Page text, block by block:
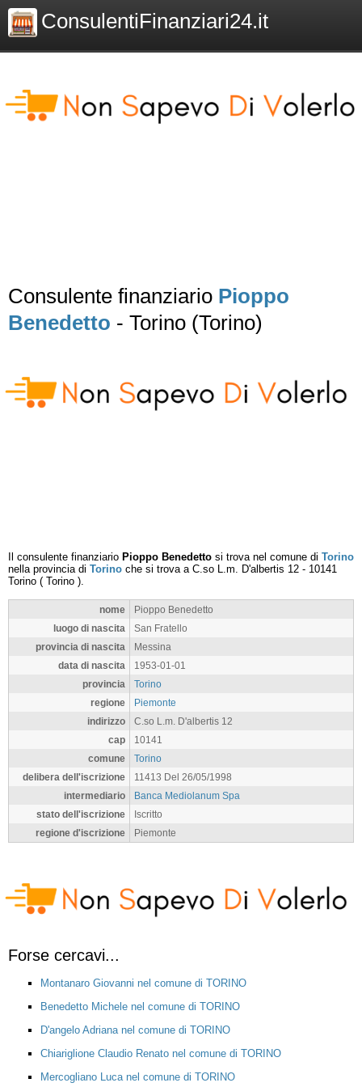
ConsulentiFinanziari24.it
Consulente finanziario Pioppo
Benedetto - Torino (Torino)
Il consulente finanziario Pioppo Benedetto si trova nel comune di Torino
nella provincia di Torino che si trova a C.so L.m. D'albertis 12 - 10141
Torino ( Torino ).
nome
Pioppo Benedetto
luogo di nascita
San Fratello
provincia di nascita
Messina
data di nascita
1953-01-01
provincia
Torino
regione
Piemonte
indirizzo
C.so L.m. D'albertis 12
cap
10141
comune
Torino
delibera dell'iscrizione
11413 Del 26/05/1998
intermediario
Banca Mediolanum Spa
stato dell'iscrizione
Iscritto
regione d'iscrizione
Piemonte
Forse cercavi...
Montanaro Giovanni nel comune di TORINO
Benedetto Michele nel comune di TORINO
D'angelo Adriana nel comune di TORINO
Chiariglione Claudio Renato nel comune di TORINO
Mercogliano Luca nel comune di TORINO